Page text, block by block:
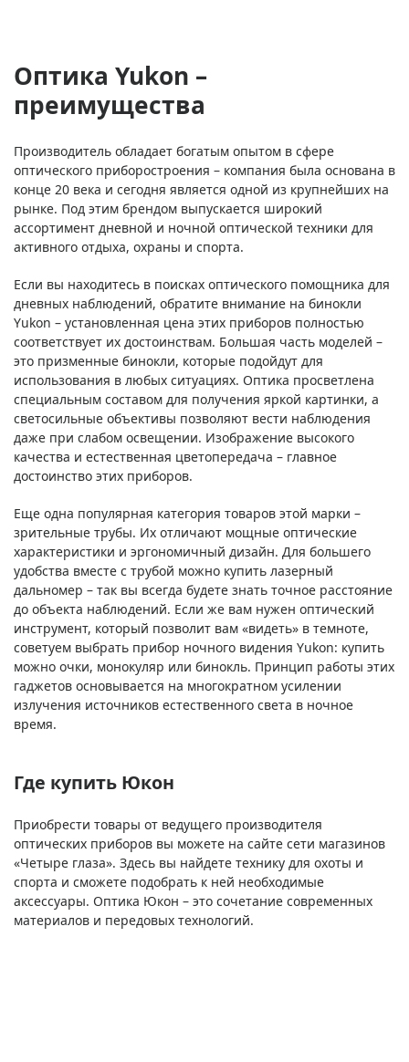
Оптика Yukon –
преимущества
Производитель обладает богатым опытом в сфере
оптического приборостроения – компания была основана в
конце 20 века и сегодня является одной из крупнейших на
рынке. Под этим брендом выпускается широкий
ассортимент дневной и ночной оптической техники для
активного отдыха, охраны и спорта.
Если вы находитесь в поисках оптического помощника для
дневных наблюдений, обратите внимание на бинокли
Yukon – установленная цена этих приборов полностью
соответствует их достоинствам. Большая часть моделей –
это призменные бинокли, которые подойдут для
использования в любых ситуациях. Оптика просветлена
специальным составом для получения яркой картинки, а
светосильные объективы позволяют вести наблюдения
даже при слабом освещении. Изображение высокого
качества и естественная цветопередача – главное
достоинство этих приборов.
Еще одна популярная категория товаров этой марки –
зрительные трубы. Их отличают мощные оптические
характеристики и эргономичный дизайн. Для большего
удобства вместе с трубой можно купить лазерный
дальномер – так вы всегда будете знать точное расстояние
до объекта наблюдений. Если же вам нужен оптический
инструмент, который позволит вам «видеть» в темноте,
советуем выбрать прибор ночного видения Yukon: купить
можно очки, монокуляр или бинокль. Принцип работы этих
гаджетов основывается на многократном усилении
излучения источников естественного света в ночное
время.
Где купить Юкон
Приобрести товары от ведущего производителя
оптических приборов вы можете на сайте сети магазинов
«Четыре глаза». Здесь вы найдете технику для охоты и
спорта и сможете подобрать к ней необходимые
аксессуары. Оптика Юкон – это сочетание современных
материалов и передовых технологий.